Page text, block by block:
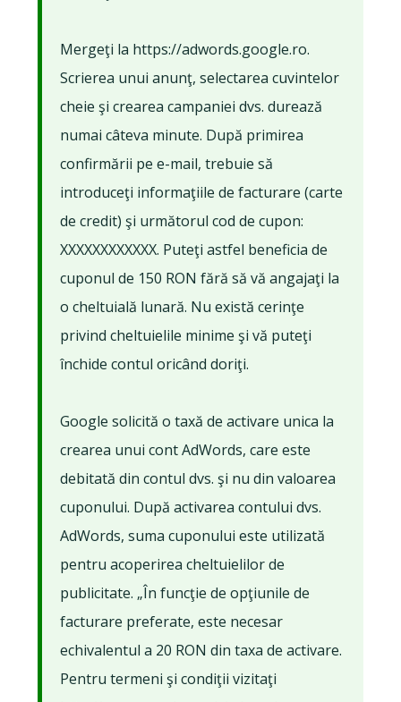
Mergeţi la https://adwords.google.ro.
Scrierea unui anunţ, selectarea cuvintelor
cheie şi crearea campaniei dvs. durează
numai câteva minute. După primirea
confirmării pe e-mail, trebuie să
introduceţi informaţiile de facturare (carte
de credit) şi următorul cod de cupon:
XXXXXXXXXXXX. Puteţi astfel beneficia de
cuponul de 150 RON fără să vă angajaţi la
o cheltuială lunară. Nu există cerinţe
privind cheltuielile minime şi vă puteţi
închide contul oricând doriţi.
Google solicită o taxă de activare unica la
crearea unui cont AdWords, care este
debitată din contul dvs. şi nu din valoarea
cuponului. După activarea contului dvs.
AdWords, suma cuponului este utilizată
pentru acoperirea cheltuielilor de
publicitate. „În funcţie de opţiunile de
facturare preferate, este necesar
echivalentul a 20 RON din taxa de activare.
Pentru termeni şi condiţii vizitaţi